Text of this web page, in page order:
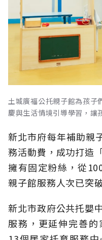
土城廣福公托親子館為孩子
慶與生活情境引導學習，讓
新北市府每年補助親
務活動費，成功打造
擁有固定粉絲，從
親子館服務人次已突
新北市政府公共托嬰
服務，更延伸完善